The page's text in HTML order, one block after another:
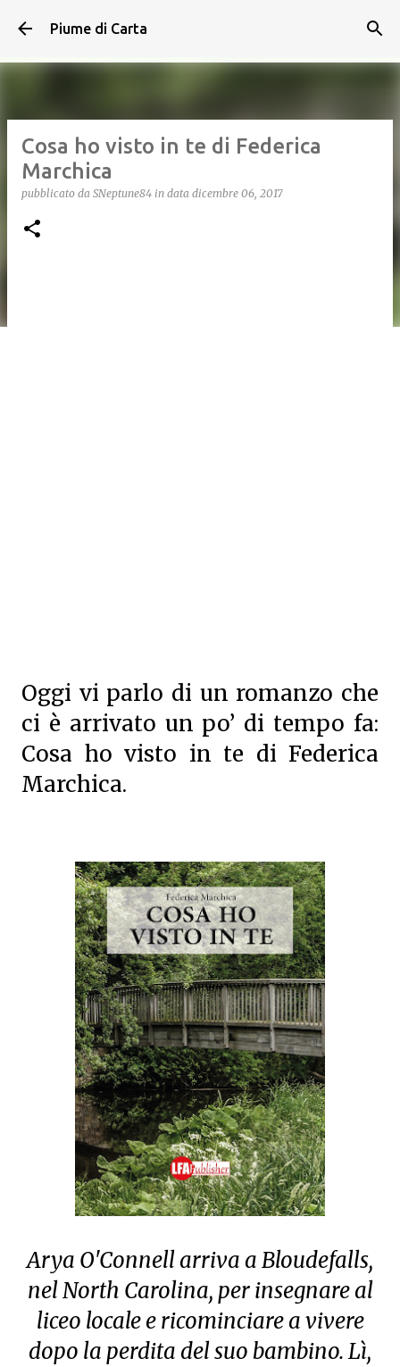
Passa ai contenuti principali
Piume di Carta
Cosa ho visto in te di Federica
Marchica
pubblicato da SNeptune84 in data dicembre 06, 2017
Oggi vi parlo di un romanzo che
ci è arrivato un po’ di tempo fa:
Cosa ho visto in te di Federica
Marchica.
Arya O'Connell arriva a Bloudefalls,
nel North Carolina, per insegnare al
liceo locale e ricominciare a vivere
dopo la perdita del suo bambino. Lì,